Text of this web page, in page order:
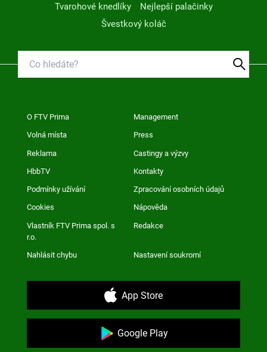
Tvarohové knedlíky
Nejlepší palačinky
Švestkový koláč
O FTV Prima Management
Volná místa Press
Reklama Castingy a výzvy
HbbTV Kontakty
Podmínky užívání Zpracování osobních údajů
Cookies Nápověda
Vlastník FTV Prima spol. s
r.o.
Redakce
Nahlásit chybu Nastavení soukromí
App Store
Google Play